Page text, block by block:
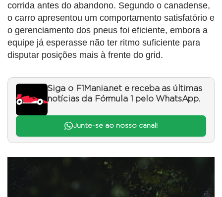
corrida antes do abandono. Segundo o canadense,
o carro apresentou um comportamento satisfatório e
o gerenciamento dos pneus foi eficiente, embora a
equipe já esperasse não ter ritmo suficiente para
disputar posições mais à frente do grid.
Siga o F1Mania.net e receba as últimas
notícias da Fórmula 1 pelo WhatsApp.
Junte-se ao nosso canal!